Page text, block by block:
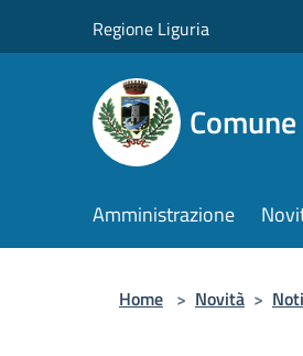
Regione Liguria
Amministrazione
Home > Novità >